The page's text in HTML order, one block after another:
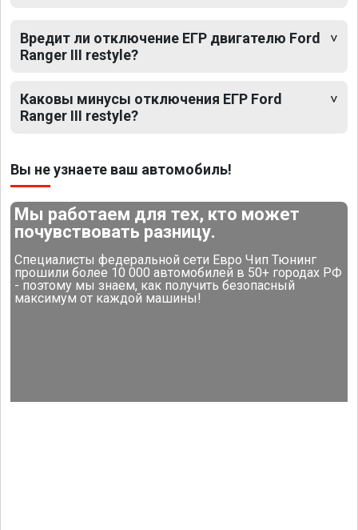
Вредит ли отключение ЕГР двигателю Ford
Ranger III restyle?
Каковы минусы отключения ЕГР Ford
Ranger III restyle?
Вы не узнаете ваш автомобиль!
Мы работаем для тех, кто может
почувствовать разницу.
Специалисты федеральной сети Евро Чип Тюнинг
прошили более 10 000 автомобилей в 50+ городах РФ
- поэтому мы знаем, как получить безопасный
максимум от каждой машины!